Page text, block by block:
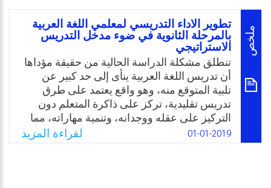
ملخص
تطوير الاداء التدريسي لمعلمي اللغة العربية
بالمرحلة الثانوية في ضوء مدخل التدريس
الاستراتيجي
تنطلق مشكلة الدراسة الحالية من حقيقة مؤداها
أن تدريس اللغة العربية ينأى إلى حد كبير عن
تلبية المتوقع منه، وهو واقع يعتمد على طرق
تدريس تقليدية، تركز على ذاكرة المتعلم دون
التركيز على عقله ووجدانه، وتنمية مهاراته، مما
أفقد تعلم اللغة العربية، أن يكون تعلمًا ذا معنى،
وعلى هذا فهو تعلمًا بعيدًا كل البعد عن التعلم
01-01-2019 لقراءة المزيد